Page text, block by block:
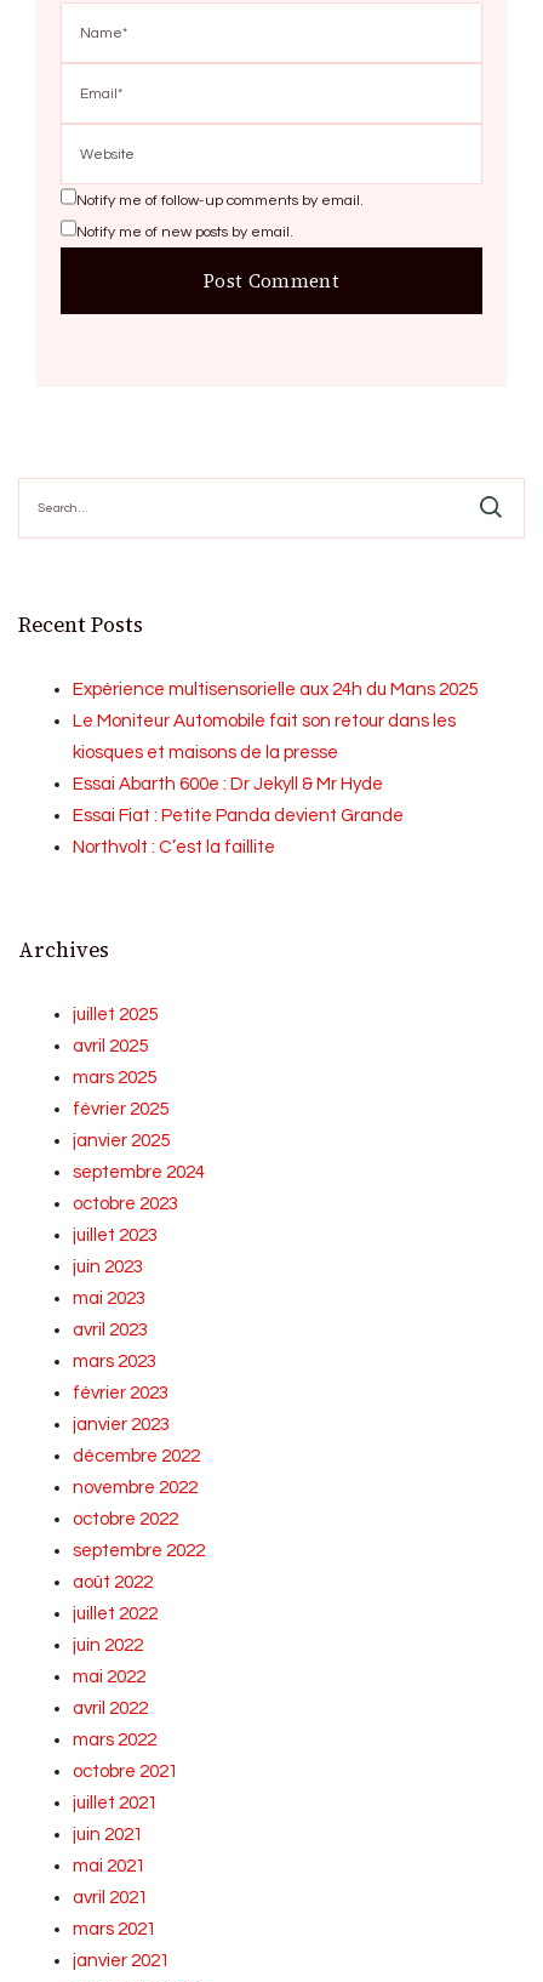
Notify me of follow-up comments by email.
Notify me of new posts by email.
for:
Recent Posts
Expérience multisensorielle aux 24h du Mans 2025
Le Moniteur Automobile fait son retour dans les
kiosques et maisons de la presse
Essai Abarth 600e : Dr Jekyll & Mr Hyde
Essai Fiat : Petite Panda devient Grande
Northvolt : C’est la faillite
Archives
juillet 2025
avril 2025
mars 2025
février 2025
janvier 2025
septembre 2024
octobre 2023
juillet 2023
juin 2023
mai 2023
avril 2023
mars 2023
février 2023
janvier 2023
décembre 2022
novembre 2022
octobre 2022
septembre 2022
août 2022
juillet 2022
juin 2022
mai 2022
avril 2022
mars 2022
octobre 2021
juillet 2021
juin 2021
mai 2021
avril 2021
mars 2021
janvier 2021